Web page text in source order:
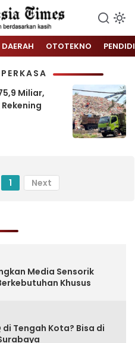
DAERAH OTOTEKNO
Miliar,
1 Next
Media Sensorik
Khusus
di Tengah Kota? Bisa di